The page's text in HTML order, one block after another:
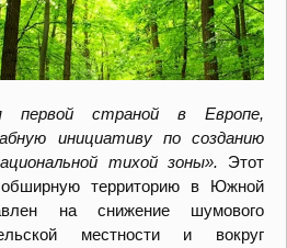
первой страной в Европе,
инициативу по созданию
тихой зоны». Этот
обширную территорию в Южной
на снижение шумового
местности и вокруг